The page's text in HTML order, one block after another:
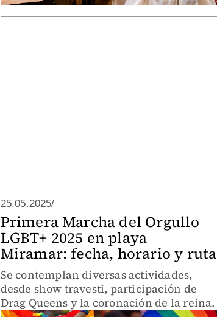
25.05.2025/
Primera Marcha del Orgullo
LGBT+ 2025 en playa
Miramar: fecha, horario y ruta
Se contemplan diversas actividades,
desde show travesti, participación de
Drag Queens y la coronación de la reina.